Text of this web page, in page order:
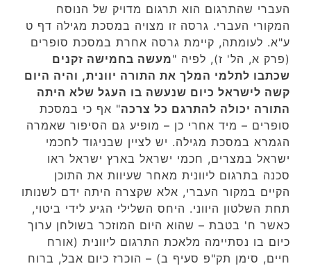
העברי שהתרגום הוא תרגום מדויק של הנוסח
המקורי העברי. גרסה זו מצויה במסכת מגילה דף ט
ע"א. לעומתה, קיימת גרסה אחרת במסכת סופרים
(פרק א, הל' ז), לפיה "מעשה בחמישה זקנים
שכתבו לתלמי המלך את התורה יוונית, והיה היום
קשה לישראל כיום שנעשה בו העגל שלא היתה
התורה יכולה להתרגם כל צרכה" אף כי במסכת
סופרים – מיד אחרי כן – מופיע גם הסיפור שאמרה
הגמרא במסכת מגילה. יש לציין שבניגוד לחכמי
ישראל במצרים, חכמי ישראל בארץ ישראל ראו
סכנה בתרגום ליוונית מאחר שעיוות את התוכן
הקיים במקור העברי, אלא שקצרה היתה ידם לשנותו
תחת השלטון היווני. היחס השלילי הגיע לידי ביטוי,
כאשר ח' בטבת – שהוא היום המוזכר בשולחן ערוך
כיום בו נסתיימה מלאכת התרגום ליוונית (אורח
חיים, סימן תק"פ סעיף ב) – הוכרז כיום אבל, ברוח